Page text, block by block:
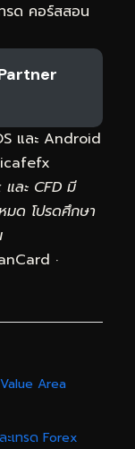
ด คอร์สสอน
และ Android
ละ CFD มี
มด โปรดศึกษา
·
Area
ะเทรด Forex